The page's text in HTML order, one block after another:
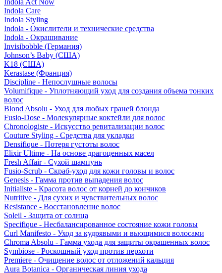
Indola Act Now
Indola Care
Indola Styling
Indola - Окислители и технические средства
Indola - Окрашивание
Invisibobble (Германия)
Johnson’s Baby (США)
K18 (США)
Kerastase (Франция)
Discipline - Непослушные волосы
Volumifique - Уплотняющий уход для создания объема тонких
волос
Blond Absolu - Уход для любых граней блонда
Fusio-Dose - Молекулярные коктейли для волос
Chronologiste - Искусство ревитализации волос
Couture Styling - Средства для укладки
Densifique - Потеря густоты волос
Elixir Ultime - На основе драгоценных масел
Fresh Affair - Сухой шампунь
Fusio-Scrub - Скраб-уход для кожи головы и волос
Genesis - Гамма против выпадения волос
Initialiste - Красота волос от корней до кончиков
Nutritive - Для сухих и чувствительных волос
Resistance - Восстановление волос
Soleil - Защита от солнца
Specifique - Несбалансированное состояние кожи головы
Curl Manifesto - Уход за кудрявыми и вьющимися волосами
Chroma Absolu - Гамма ухода для защиты окрашенных волос
Symbiose - Роскошный уход против перхоти
Premiere - Очищение волос от отложений кальция
Aura Botanica - Органическая линия ухода